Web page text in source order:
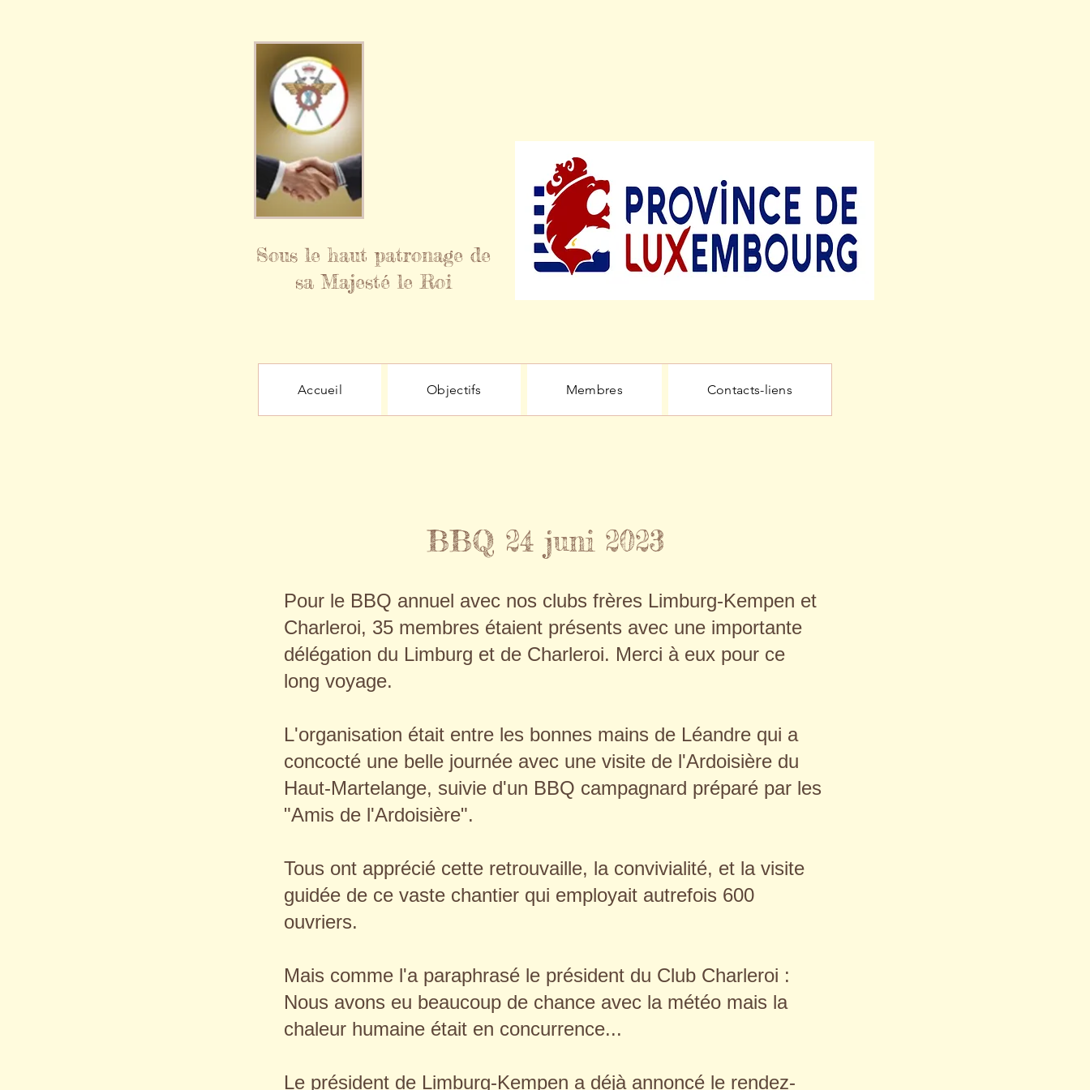
Sous le haut patronage de
sa Majesté le Roi
Accueil Objectifs Membres Contacts-liens
BBQ 24 juni 2023
Pour le BBQ annuel avec nos clubs frères Limburg-Kempen et
Charleroi, 35 membres étaient présents avec une importante
délégation du Limburg et de Charleroi. Merci à eux pour ce
long voyage.
L'organisation était entre les bonnes mains de Léandre qui a
concocté une belle journée avec une visite de l'Ardoisière du
Haut-Martelange, suivie d'un BBQ campagnard préparé par les
"Amis de l'Ardoisière".
Tous ont apprécié cette retrouvaille, la convivialité, et la visite
guidée de ce vaste chantier qui employait autrefois 600
ouvriers.
Mais comme l'a paraphrasé le président du Club Charleroi :
Nous avons eu beaucoup de chance avec la météo mais la
chaleur humaine était en concurrence...
Le président de Limburg-Kempen a déjà annoncé le rendez-